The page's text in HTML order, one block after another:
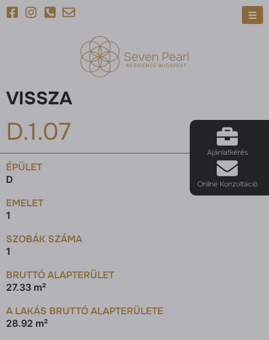
Ajánlatkérés
Online Konzultáció
VISSZA
D.1.07
ÉPÜLET
D
EMELET
1
SZOBÁK SZÁMA
1
BRUTTÓ ALAPTERÜLET
27.33 m²
A LAKÁS BRUTTÓ ALAPTERÜLETE
28.92 m²